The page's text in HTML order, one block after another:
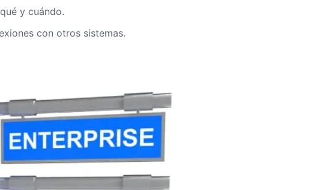
y cuándo.
con otros sistemas.